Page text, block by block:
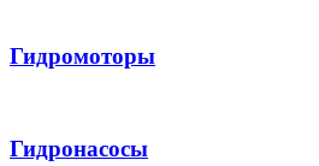
Гидромоторы
Гидронасосы